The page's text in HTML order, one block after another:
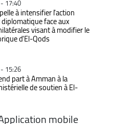
17:40
à intensifier l'action
face aux
visant à modifier le
d'El-Qods
15:26
part à Amman à la
de soutien à El-
mobile